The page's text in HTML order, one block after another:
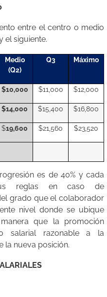
entre el centro o medio
el siguiente.
Medio
(Q2)
Q3 Máximo
$10,000 $11,000 $12,000
$14,000 $15,400 $16,800
$19,600 $21,560 $23,520
es de 40% y cada
reglas en caso de
grado que el colaborador
nivel donde se ubique
que la promoción
salarial razonable a la
la nueva posición.